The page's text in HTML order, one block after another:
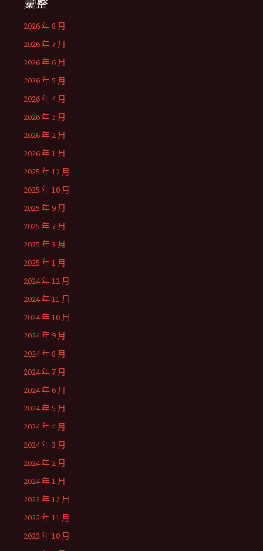
彙整
2026 年 8 月
2026 年 7 月
2026 年 6 月
2026 年 5 月
2026 年 4 月
2026 年 3 月
2026 年 2 月
2026 年 1 月
2025 年 12 月
2025 年 10 月
2025 年 9 月
2025 年 7 月
2025 年 3 月
2025 年 1 月
2024 年 12 月
2024 年 11 月
2024 年 10 月
2024 年 9 月
2024 年 8 月
2024 年 7 月
2024 年 6 月
2024 年 5 月
2024 年 4 月
2024 年 3 月
2024 年 2 月
2024 年 1 月
2023 年 12 月
2023 年 11 月
2023 年 10 月